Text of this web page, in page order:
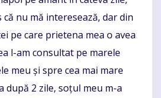
că nu mă interesează, dar din
pe care prietena mea o avea
l-am consultat pe marele
meu și spre cea mai mare
după 2 zile, soțul meu m-a